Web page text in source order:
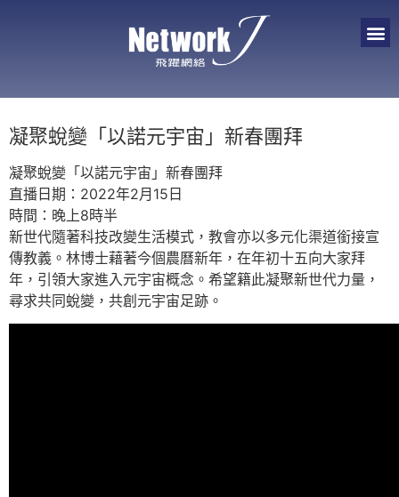
凝聚蛻變「以諾元宇宙」新春團拜
凝聚蛻變「以諾元宇宙」新春團拜
直播日期：2022年2月15日
時間：晚上8時半
新世代隨著科技改變生活模式，教會亦以多元化渠道銜接宣
傳教義。林博士藉著今個農曆新年，在年初十五向大家拜
年，引領大家進入元宇宙概念。希望籍此凝聚新世代力量，
尋求共同蛻變，共創元宇宙足跡。